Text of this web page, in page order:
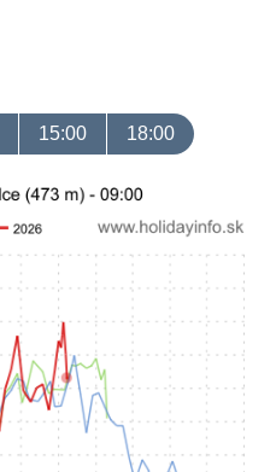
15:00 18:00